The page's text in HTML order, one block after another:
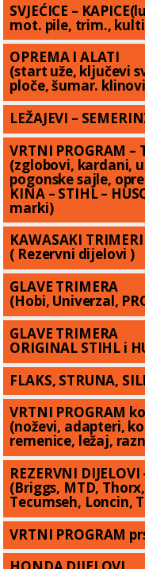
SVJEĆICE –
mot. pile, trim.,
OPREMA I ALATI
(start uže, ključevi
ploče, šumar.
LEŽAJEVI –
VRTNI PROGRAM –
(zglobovi, kardani,
pogonske sajle,
KINA – STIHL –
marki)
KAWASAKI TRIMERI
( Rezervni dijelovi )
GLAVE TRIMERA
(Hobi, Univerzal,
GLAVE TRIMERA
ORIGINAL STIHL i
FLAKS, STRUNA,
VRTNI PROGRAM
(noževi, adapteri,
remenice, ležaj,
REZERVNI
(Briggs, MTD, Thorx,
Tecumseh, Loncin,
VRTNI PROGRAM